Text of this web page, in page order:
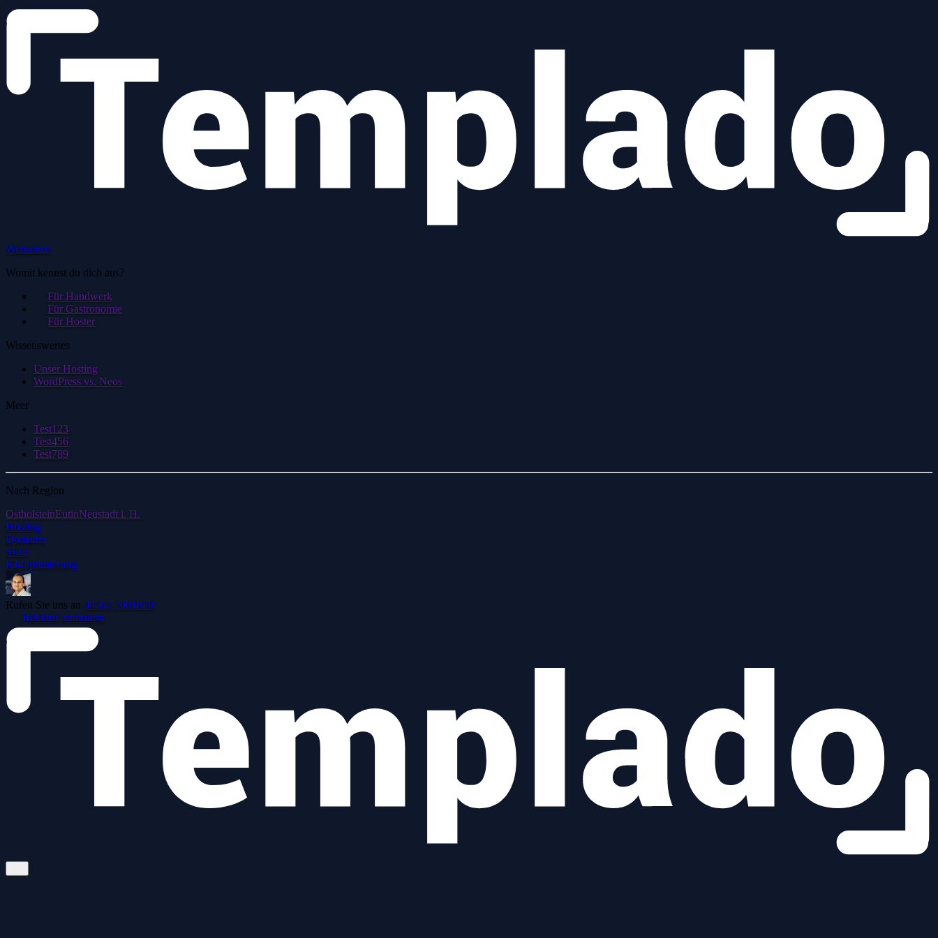
Webseiten
Womit kennst du dich aus?
Für Handwerk
Für Gastronomie
Für Hoster
Wissenswertes
Unser Hosting
WordPress vs. Neos
Meer
Test123
Test456
Test789
Nach Region
OstholsteinEutinNeustadt i. H.
Hosting
Domains
SEO
KI-Optimierung
Rufen Sie uns an 04562 2001870
Rückruf anfordern